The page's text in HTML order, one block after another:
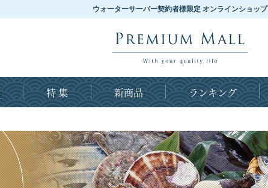
ウォーターサーバー契約者様限定 オンラインショップ
特 集 新商品 ランキング